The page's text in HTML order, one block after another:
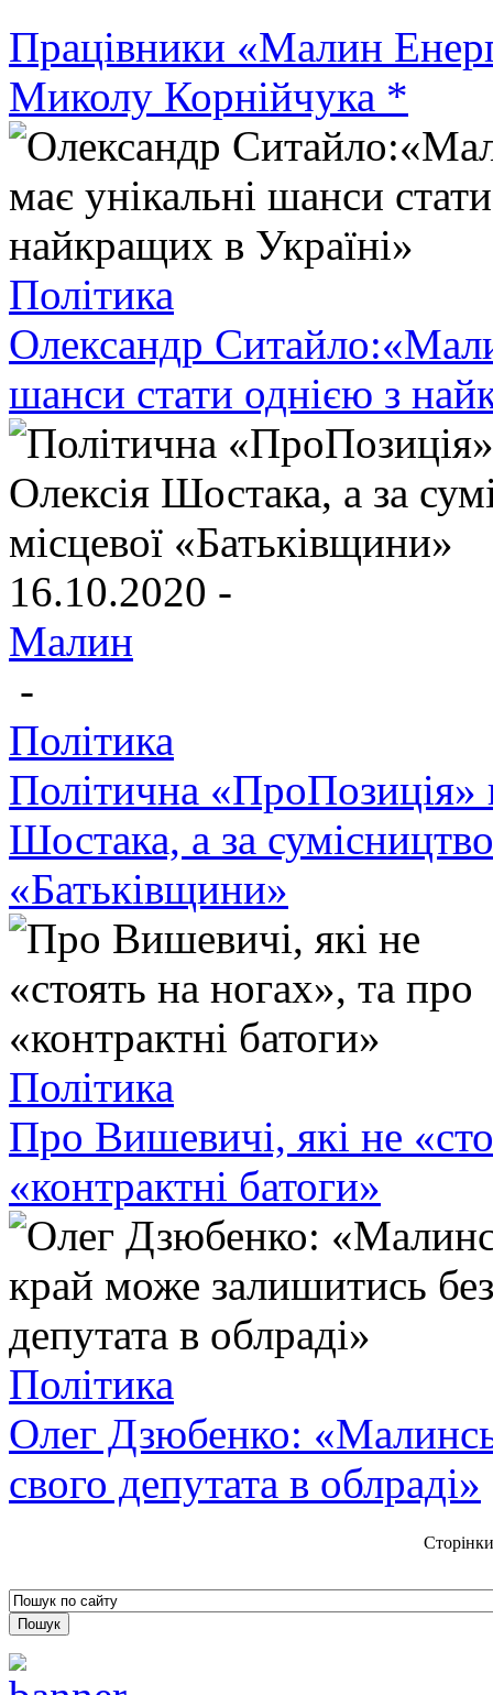
Працівники «Малин
Миколу Корнійчука *
Політика
Олександр
шанси стати однією з
16.10.2020 -
Малин
-
Політика
Політична «ПроПозиція»
Шостака, а за
«Батьківщини»
Політика
Про Вишевичі, які не
«контрактні батоги»
Політика
Олег Дзюбенко:
свого депутата в облраді»